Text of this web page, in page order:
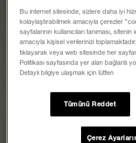
Bu internet sitesinde, sizlere daha iyi
kolaylaştırabilmek amacıyla çerezler
sayfalarının kullanıcıları tanıması,
amacıyla kişisel verilerinizi
tıklayarak veya web sitesinde her
Politikası sayfasında yer alan bağlantı
Detaylı bilgiye ulaşmak için lütfen
Tümünü Reddet
Çerez